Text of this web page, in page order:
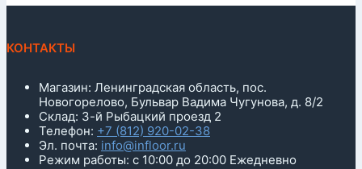
КОНТАКТЫ
Магазин: Ленинградская область, пос.
Новогорелово, Бульвар Вадима Чугунова, д. 8/2
Склад: 3-й Рыбацкий проезд 2
Телефон: +7 (812) 920-02-38
Эл. почта: info@infloor.ru
Режим работы: с 10:00 до 20:00 Ежедневно